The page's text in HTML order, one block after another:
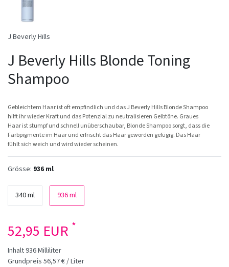
J Beverly Hills
J Beverly Hills Blonde Toning
Shampoo
Gebleichtem Haar ist oft empfindlich und das J Beverly Hills Blonde Shampoo
hilft ihr wieder Kraft und das Potenzial zu neutralisieren Gelbtöne. Graues
Haar ist stumpf und schnell unüberschaubar, Blonde Shampoo sorgt, dass die
Farbpigmente im Haar und erfrischt das Haar geworden gefügig. Das Haar
fühlt sich weich und wird wieder scheinen.
Grösse: 936 ml
340 ml 936 ml
52,95 EUR *
Inhalt936Milliliter
Grundpreis 56,57 € / Liter